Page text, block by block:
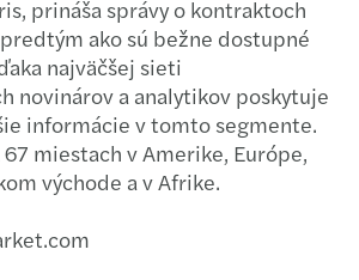
prináša správy o kontraktoch
ako sú bežne dostupné
najväčšej sieti
novinárov a analytikov poskytuje
informácie v tomto segmente.
miestach v Amerike, Európe,
východe a v Afrike.